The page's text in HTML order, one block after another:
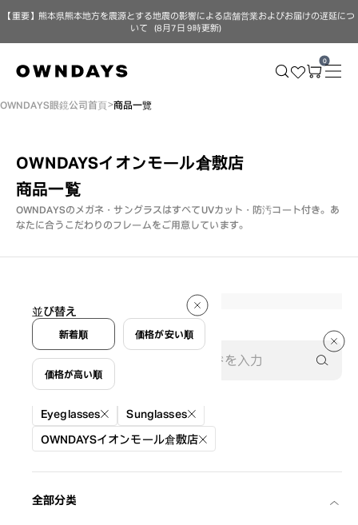
【重要】熊本県熊本地方を震源とする地震の影響による店舗営業およびお届けの遅延につ
いて（8月7日 9時更新）
0
OWNDAYS眼鏡公司首頁 商品一覽
OWNDAYSイオンモール倉敷店
商品一覧
OWNDAYSのメガネ・サングラスはすべてUVカット・防汚コート付き。 あ
なたに合うこだわりのフレームをご用意しています。
346 件
絞り込み条件
Eyeglasses Sunglasses
OWNDAYSイオンモール倉敷店
全部分类
並び替え
新着順 価格が安い順
価格が高い順